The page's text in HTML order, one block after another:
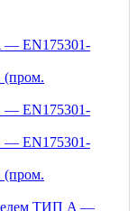
— EN175301-
(пром.
— EN175301-
— EN175301-
(пром.
ТИП A —